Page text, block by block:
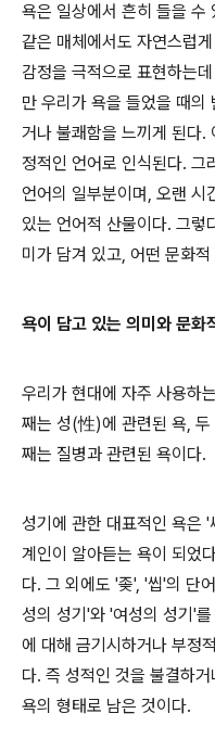
욕은 일상에서 흔히 들을 수
같은 매체에서도 자연스럽
감정을 극적으로 표현하는
만 우리가 욕을 들었을 때의
거나 불쾌함을 느끼게 된다.
정적인 언어로 인식된다. 그
언어의 일부분이며, 오랜 시
있는 언어적 산물이다. 그렇
미가 담겨 있고, 어떤 문화
욕이 담고 있는 의미와 문화
우리가 현대에 자주 사용하
째는 성(性)에 관련된 욕, 두
째는 질병과 관련된 욕이다.
성기에 관한 대표적인 욕은 '
계인이 알아듣는 욕이 되었
다. 그 외에도 '좆', '씹'의 단
성의 성기 '와 '여성의 성기 '
에 대해 금기시하거나 부정
다. 즉 성적인 것을 불결하
욕의 형태로 남은 것이다.